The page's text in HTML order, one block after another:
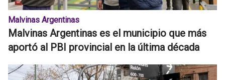
Malvinas Argentinas
Malvinas Argentinas es el municipio que más
aportó al PBI provincial en la última década